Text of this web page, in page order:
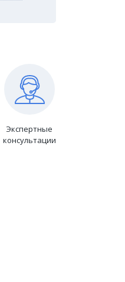
Экспертные
консультации